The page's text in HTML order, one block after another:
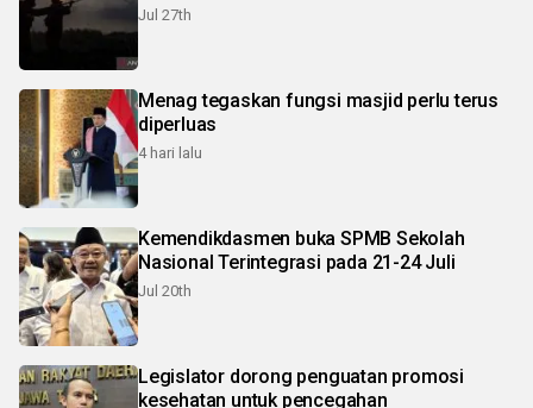
Jul 27th
Menag tegaskan fungsi masjid perlu terus
diperluas
4 hari lalu
Kemendikdasmen buka SPMB Sekolah
Nasional Terintegrasi pada 21-24 Juli
Jul 20th
Legislator dorong penguatan promosi
kesehatan untuk pencegahan